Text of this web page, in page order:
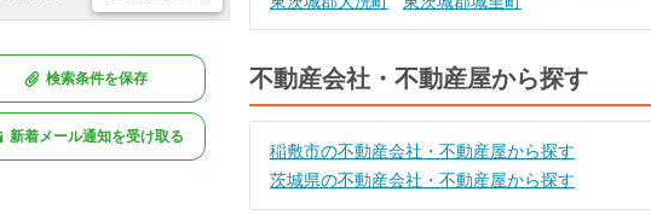
検索条件を保存
新着メール通知を受け取る
不動産会社・不動産屋から探す
稲敷市の不動産会社・不動産屋から探す
茨城県の不動産会社・不動産屋から探す